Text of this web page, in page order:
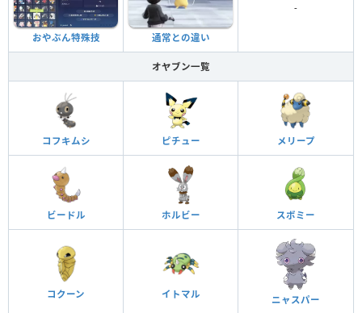
おやぶん特殊技 通常との違い
-
オヤブン一覧
コフキムシ ピチュー メリープ
ビードル ホルビー スボミー
コクーン イトマル ニャスパー